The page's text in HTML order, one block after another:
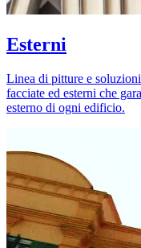
Esterni
Linea di pitture e
facciate ed esterni che
esterno di ogni edificio.